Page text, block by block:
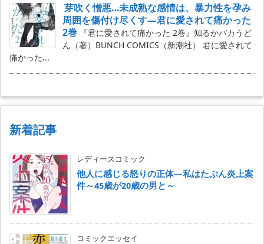
芽吹く憎悪…未成熟な感情は、暴力性を孕み
周囲を傷付け尽くす―君に愛されて痛かった
2巻
『君に愛されて痛かった 2巻』知るかバカうど
ん（著）BUNCH COMICS（新潮社） 君に愛されて
痛かった...
新着記事
レディースコミック
他人に感じる怒りの正体―私はたぶん炎上案
件～45歳が20歳の男と～
コミックエッセイ